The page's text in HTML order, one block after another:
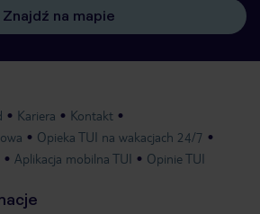
Znajdź na mapie
Kariera
Kontakt
Opieka TUI na wakacjach 24/7
Aplikacja mobilna TUI Opinie TUI